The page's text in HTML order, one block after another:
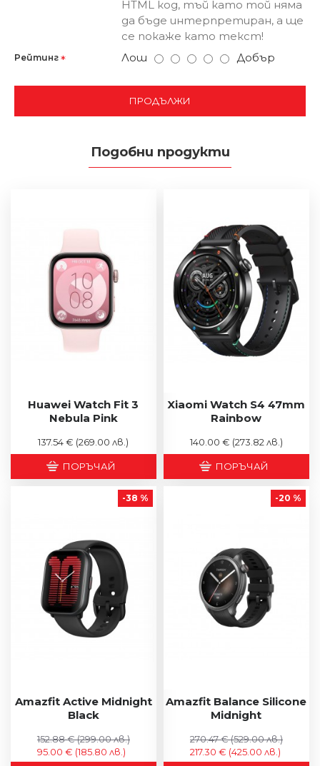
HTML код, тъй като той няма
да бъде интерпретиран, а ще
се покаже като текст!
Рейтинг Лош Добър
ПРОДЪЛЖИ
Подобни продукти
Huawei Watch Fit 3
Nebula Pink
137.54 € (269.00 лв.)
ПОРЪЧАЙ
Xiaomi Watch S4 47mm
Rainbow
140.00 € (273.82 лв.)
ПОРЪЧАЙ
-38 %
Amazfit Active Midnight
Black
95.00 € (185.80 лв.)
152.88 €(299.00 лв.)
-20 %
Amazfit Balance Silicone
Midnight
217.30 € (425.00 лв.)
270.47 €(529.00 лв.)